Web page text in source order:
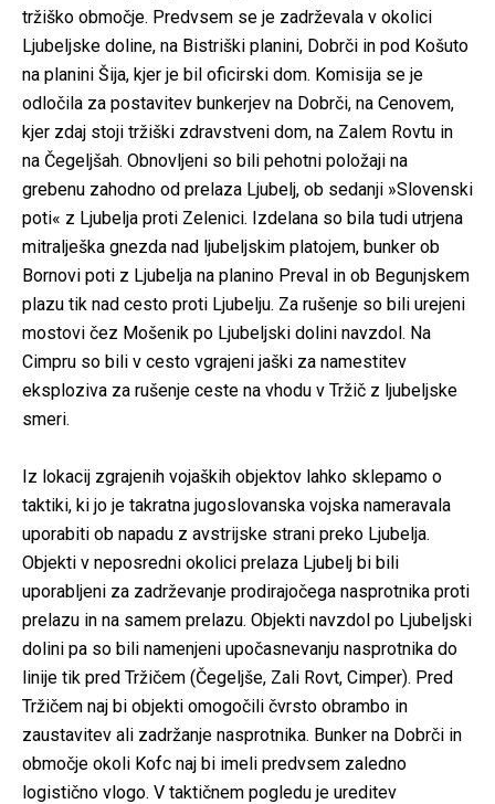
tržiško območje. Predvsem se je zadrževala v okolici
Ljubeljske doline, na Bistriški planini, Dobrči in pod Košuto
na planini Šija, kjer je bil oficirski dom. Komisija se je
odločila za postavitev bunkerjev na Dobrči, na Cenovem,
kjer zdaj stoji tržiški zdravstveni dom, na Zalem Rovtu in
na Čegeljšah. Obnovljeni so bili pehotni položaji na
grebenu zahodno od prelaza Ljubelj, ob sedanji »Slovenski
poti« z Ljubelja proti Zelenici. Izdelana so bila tudi utrjena
mitralješka gnezda nad ljubeljskim platojem, bunker ob
Bornovi poti z Ljubelja na planino Preval in ob Begunjskem
plazu tik nad cesto proti Ljubelju. Za rušenje so bili urejeni
mostovi čez Mošenik po Ljubeljski dolini navzdol. Na
Cimpru so bili v cesto vgrajeni jaški za namestitev
eksploziva za rušenje ceste na vhodu v Tržič z ljubeljske
smeri.
Iz lokacij zgrajenih vojaških objektov lahko sklepamo o
taktiki, ki jo je takratna jugoslovanska vojska nameravala
uporabiti ob napadu z avstrijske strani preko Ljubelja.
Objekti v neposredni okolici prelaza Ljubelj bi bili
uporabljeni za zadrževanje prodirajočega nasprotnika proti
prelazu in na samem prelazu. Objekti navzdol po Ljubeljski
dolini pa so bili namenjeni upočasnevanju nasprotnika do
linije tik pred Tržičem (Čegeljše, Zali Rovt, Cimper). Pred
Tržičem naj bi objekti omogočili čvrsto obrambo in
zaustavitev ali zadržanje nasprotnika. Bunker na Dobrči in
območje okoli Kofc naj bi imeli predvsem zaledno
logistično vlogo. V taktičnem pogledu je ureditev